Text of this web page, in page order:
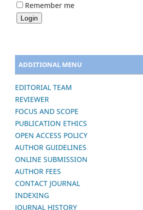
Remember me
ADDITIONAL MENU
EDITORIAL TEAM
REVIEWER
FOCUS AND SCOPE
PUBLICATION ETHICS
OPEN ACCESS POLICY
AUTHOR GUIDELINES
ONLINE SUBMISSION
AUTHOR FEES
CONTACT JOURNAL
INDEXING
JOURNAL HISTORY